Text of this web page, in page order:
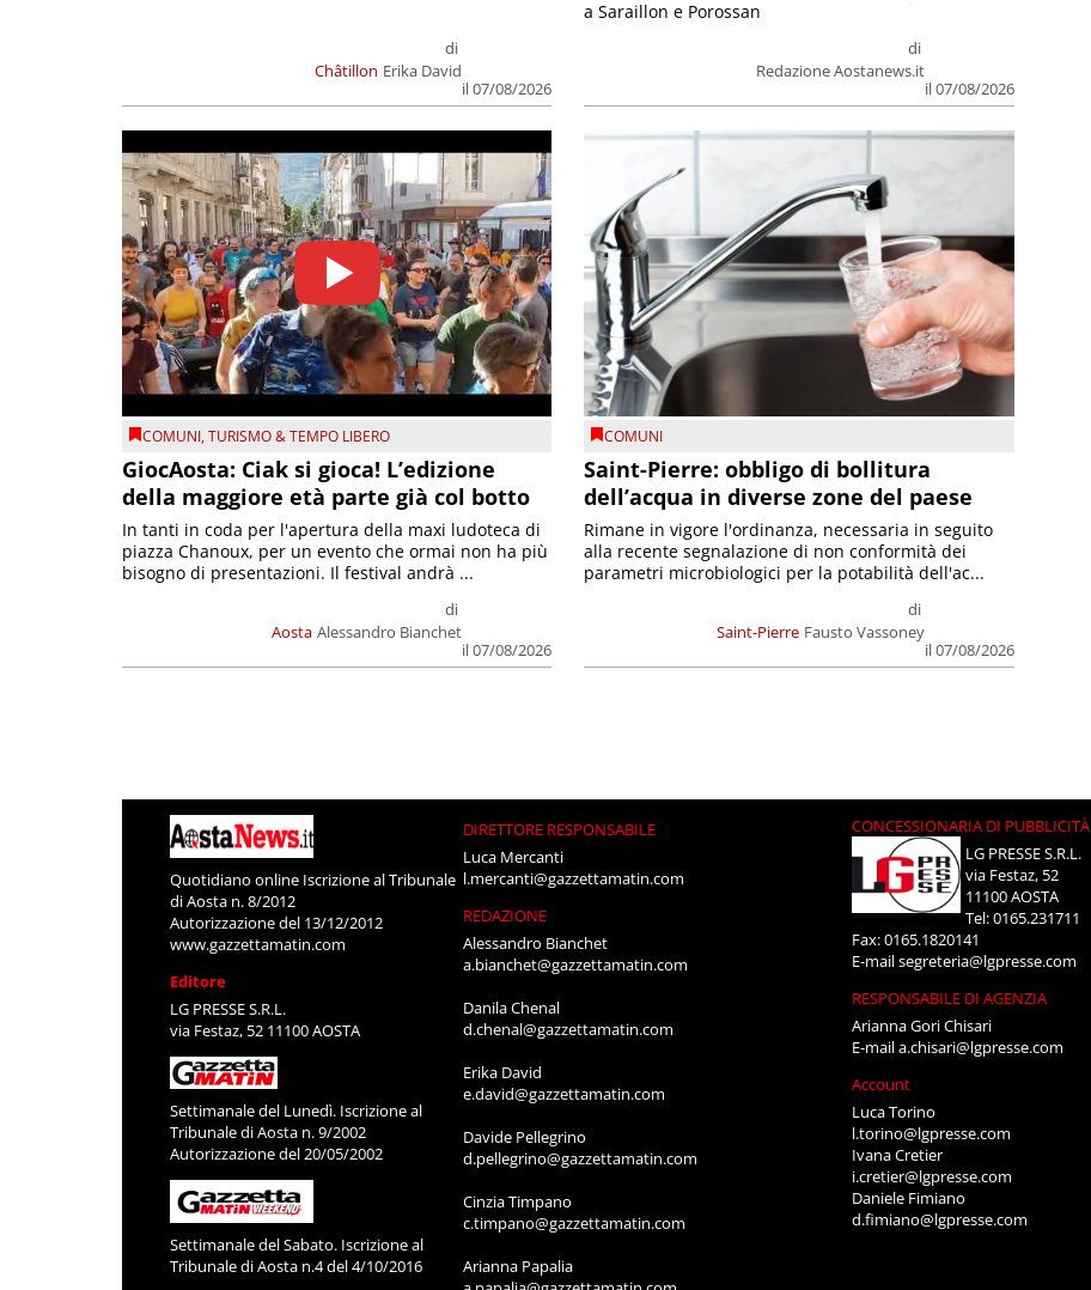
Châtillon
di
Erika David
il 07/08/2026
di
Redazione Aostanews.it
il 07/08/2026
a Saraillon e Porossan
COMUNI,TURISMO & TEMPO LIBERO
GiocAosta: Ciak si gioca! L’edizione
della maggiore età parte già col botto
Aosta
di
Alessandro Bianchet
il 07/08/2026
In tanti in coda per l'apertura della maxi ludoteca di
piazza Chanoux, per un evento che ormai non ha più
bisogno di presentazioni. Il festival andrà ...
COMUNI
Saint-Pierre: obbligo di bollitura
dell’acqua in diverse zone del paese
Saint-Pierre
di
Fausto Vassoney
il 07/08/2026
Rimane in vigore l'ordinanza, necessaria in seguito
alla recente segnalazione di non conformità dei
parametri microbiologici per la potabilità dell'ac...
Quotidiano online Iscrizione al Tribunale
di Aosta n. 8/2012
Autorizzazione del 13/12/2012
www.gazzettamatin.com
Editore
LG PRESSE S.R.L.
via Festaz, 52 11100 AOSTA
Settimanale del Lunedì. Iscrizione al
Tribunale di Aosta n. 9/2002
Autorizzazione del 20/05/2002
Settimanale del Sabato. Iscrizione al
Tribunale di Aosta n.4 del 4/10/2016
DIRETTORE RESPONSABILE
Luca Mercanti
l.mercanti@gazzettamatin.com
REDAZIONE
Alessandro Bianchet
a.bianchet@gazzettamatin.com
Danila Chenal
d.chenal@gazzettamatin.com
Erika David
e.david@gazzettamatin.com
Davide Pellegrino
d.pellegrino@gazzettamatin.com
Cinzia Timpano
c.timpano@gazzettamatin.com
Arianna Papalia
CONCESSIONARIA DI PUBBLICITÀ
LG PRESSE S.R.L.
via Festaz, 52
11100 AOSTA
Tel: 0165.231711
Fax: 0165.1820141
E-mailsegreteria@lgpresse.com
RESPONSABILE DI AGENZIA
Arianna Gori Chisari
E-maila.chisari@lgpresse.com
Account
Luca Torino
l.torino@lgpresse.com
Ivana Cretier
i.cretier@lgpresse.com
Daniele Fimiano
d.fimiano@lgpresse.com